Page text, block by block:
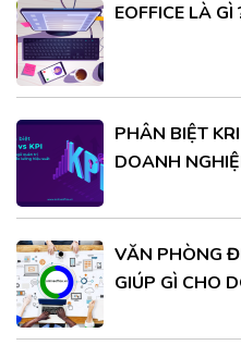
EOFFICE LÀ GÌ
PHÂN BIỆT
DOANH
VĂN PHÒNG
GIÚP GÌ CHO